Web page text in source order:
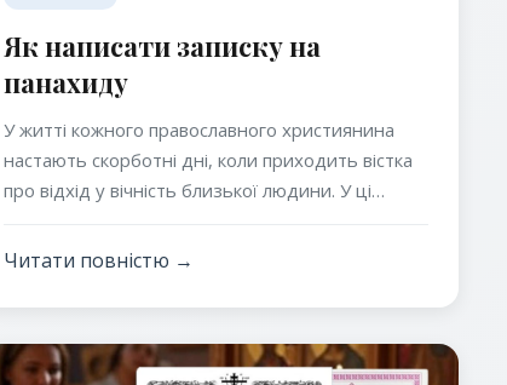
Як написати записку на
панахиду
У житті кожного православного християнина
настають скорботні дні, коли приходить вістка
про відхід у вічність близької людини. У ці
прагне зробити все можливе, щоб допомогти
Однією з найважливіших і найдавніших
традицій в Православ'ї є молитва за померлих, а
особливе місце серед заупокійних богослужінь
Читати повністю →